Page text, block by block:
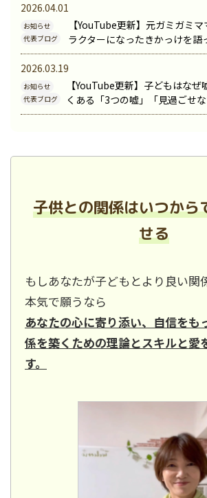
2026.04.01
お知らせ
代表ブログ
【YouTube更新】元ガミガミ
ラクターになったきかっけを語
2026.03.19
お知らせ
代表ブログ
【YouTube更新】子どもはなぜ
くある「3つの嘘」「見過ごせな
子供との関係はいつから
せる
もしあなたが子どもとより良い関
本気で願うなら
あなたの心に寄り添い、自信をも
係を築くための理論とスキルと愛
す。